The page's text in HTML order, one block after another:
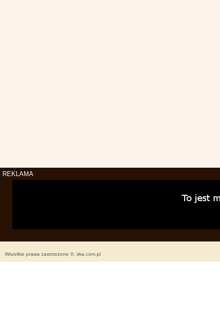
REKLAMA
Wszelkie prawa zastrzeżone ©, irka.com.pl